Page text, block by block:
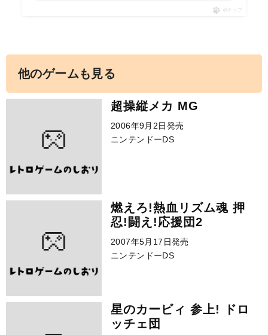
ポチップ
他のゲームも見る
超操縦メカ MG
2006年9月2日発売
ニンテンドーDS
燃えろ!熱血リズム魂 押
忍!闘え!応援団2
2007年5月17日発売
ニンテンドーDS
星のカービィ 参上! ドロ
ッチェ団